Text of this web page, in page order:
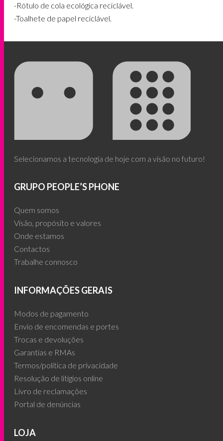
-Rótulo de cola ecológica reciclável.
-Toalhete de papel reciclável.
Selecionamos a tecnologia de hoje com a visão no futuro!
GRUPO PEOPLE’S PHONE
Quem somos
Visão, propósito e valores
Onde estamos
Contactos
Trabalhe connosco
INFORMAÇÕES GERAIS
Modos de pagamento
Envio de encomendas e portes
Trocas e devoluções
Garantias e RMAs
Termos/política de privacidade
Resolução de litígios online
Livro de reclamações
Portal de denúncias
LOJA